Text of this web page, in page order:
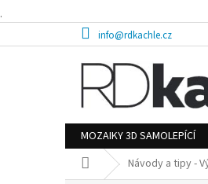
.
na
info@rdkachle.cz
MOZAIKY 3D SAMOLEPÍCÍ
Domů Návody a tipy -